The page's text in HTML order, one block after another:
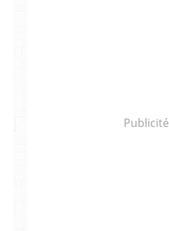
Publicité